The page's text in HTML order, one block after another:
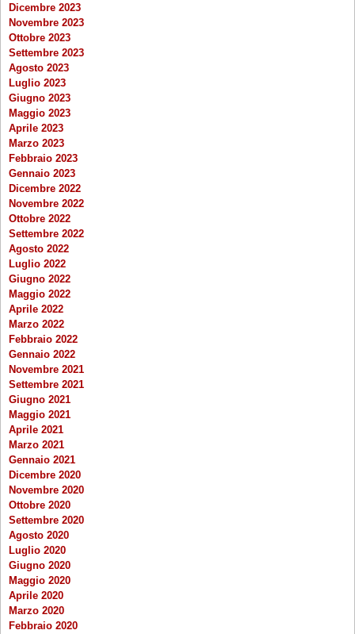
Dicembre 2023
Novembre 2023
Ottobre 2023
Settembre 2023
Agosto 2023
Luglio 2023
Giugno 2023
Maggio 2023
Aprile 2023
Marzo 2023
Febbraio 2023
Gennaio 2023
Dicembre 2022
Novembre 2022
Ottobre 2022
Settembre 2022
Agosto 2022
Luglio 2022
Giugno 2022
Maggio 2022
Aprile 2022
Marzo 2022
Febbraio 2022
Gennaio 2022
Novembre 2021
Settembre 2021
Giugno 2021
Maggio 2021
Aprile 2021
Marzo 2021
Gennaio 2021
Dicembre 2020
Novembre 2020
Ottobre 2020
Settembre 2020
Agosto 2020
Luglio 2020
Giugno 2020
Maggio 2020
Aprile 2020
Marzo 2020
Febbraio 2020